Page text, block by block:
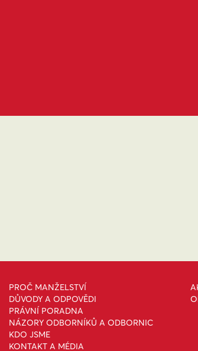
PROČ MANŽELSTVÍ
DŮVODY A ODPOVĚDI
PRÁVNÍ PORADNA
NÁZORY ODBORNÍKŮ A ODBORNIC
KDO JSME
KONTAKT A MÉDIA